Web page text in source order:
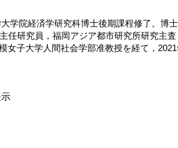
学院経済学研究科博士後期課程修了。博
任研究員，福岡アジア都市研究所研究主
女子大学人間社会学部准教授を経て，